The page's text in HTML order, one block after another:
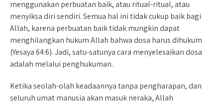
menggunakan perbuatan baik, atau ritual-ritual, atau
menyiksa diri sendiri. Semua hal ini tidak cukup baik bagi
Allah, karena perbuatan baik tidak mungkin dapat
menghilangkan hukum Allah bahwa dosa harus dihukum
(Yesaya 64:6). Jadi, satu-satunya cara menyelesaikan dosa
adalah melalui penghukuman.
Ketika seolah-olah keadaannya tanpa pengharapan, dan
seluruh umat manusia akan masuk neraka, Allah